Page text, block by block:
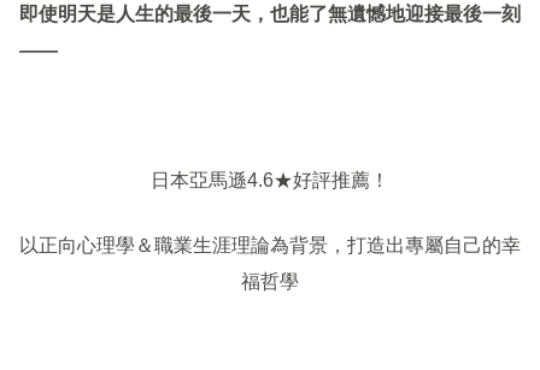
即使明天是人生的最後一天，也能了無遺憾地迎接最後一刻
——
日本亞馬遜4.6★好評推薦！
以正向心理學＆職業生涯理論為背景，打造出專屬自己的幸
福哲學